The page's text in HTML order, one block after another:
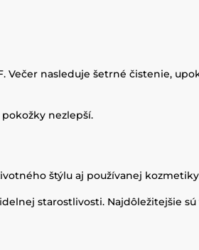
Večer nasleduje šetrné čistenie,
nezlepší.
štýlu aj používanej
starostlivosti. Najdôležitejšie